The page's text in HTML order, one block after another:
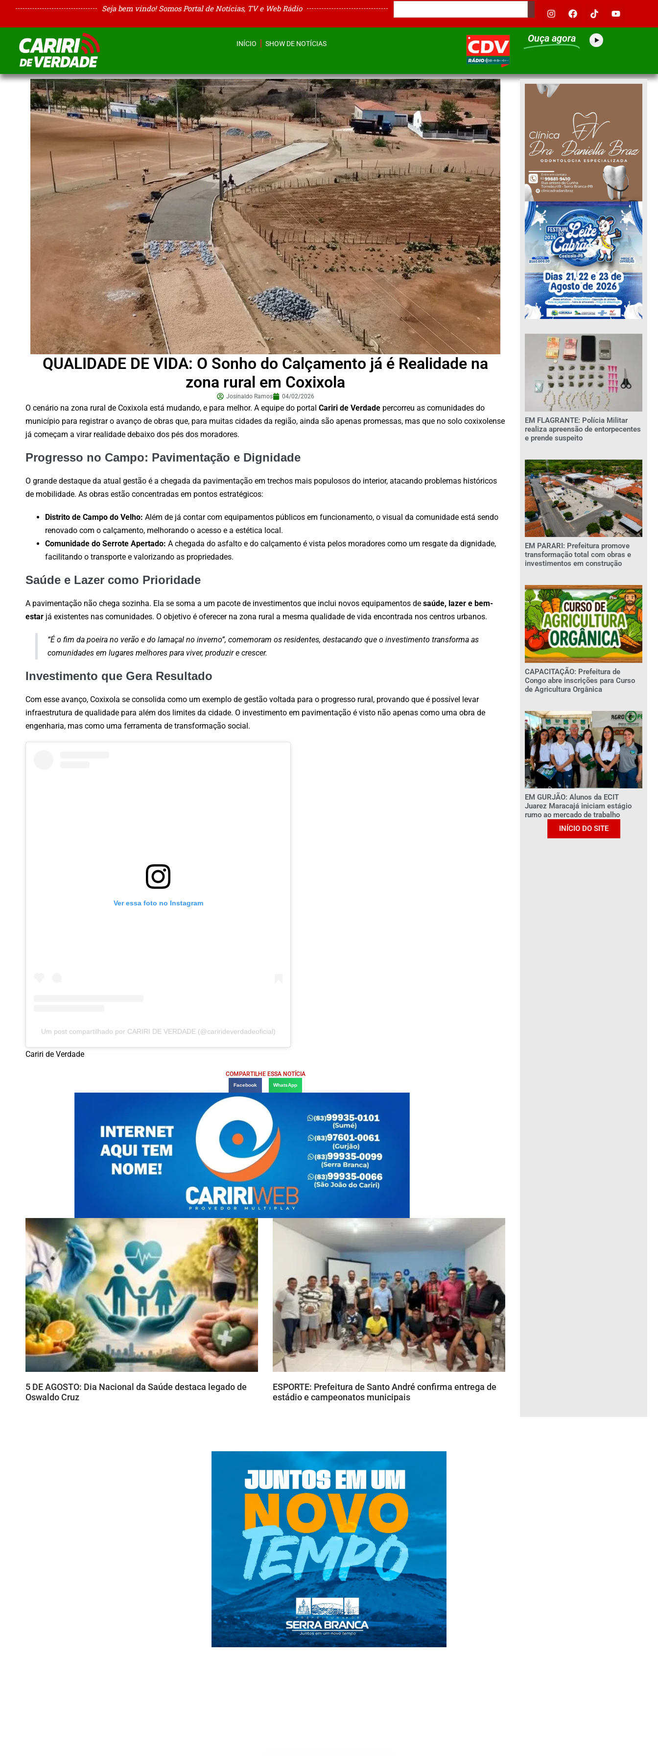
Seja bem vindo! Somos Portal de Notícias, TV e Web Rádio
INÍCIO SHOW DE NOTÍCIAS Ouça agora
QUALIDADE DE VIDA: O Sonho do Calçamento já é Realidade na
zona rural em Coxixola
Josinaldo Ramos 04/02/2026
O cenário na zona rural de Coxixola está mudando, e para melhor. A equipe do portal Cariri de Verdade percorreu as comunidades do
município para registrar o avanço de obras que, para muitas cidades da região, ainda são apenas promessas, mas que no solo coxixolense
já começam a virar realidade debaixo dos pés dos moradores.
Progresso no Campo: Pavimentação e Dignidade
O grande destaque da atual gestão é a chegada da pavimentação em trechos mais populosos do interior, atacando problemas históricos
de mobilidade. As obras estão concentradas em pontos estratégicos:
Distrito de Campo do Velho: Além de já contar com equipamentos públicos em funcionamento, o visual da comunidade está sendo
renovado com o calçamento, melhorando o acesso e a estética local.
Comunidade do Serrote Apertado: A chegada do asfalto e do calçamento é vista pelos moradores como um resgate da dignidade,
facilitando o transporte e valorizando as propriedades.
Saúde e Lazer como Prioridade
A pavimentação não chega sozinha. Ela se soma a um pacote de investimentos que inclui novos equipamentos de saúde, lazer e bem-
estar já existentes nas comunidades. O objetivo é oferecer na zona rural a mesma qualidade de vida encontrada nos centros urbanos.
“É o fim da poeira no verão e do lamaçal no inverno”, comemoram os residentes, destacando que o investimento transforma as
comunidades em lugares melhores para viver, produzir e crescer.
Investimento que Gera Resultado
Com esse avanço, Coxixola se consolida como um exemplo de gestão voltada para o progresso rural, provando que é possível levar
infraestrutura de qualidade para além dos limites da cidade. O investimento em pavimentação é visto não apenas como uma obra de
engenharia, mas como uma ferramenta de transformação social.
Ver essa foto no Instagram
Um post compartilhado por CARIRI DE VERDADE (@carirideverdadeoficial)
Cariri de Verdade
COMPARTILHE ESSA NOTÍCIA
Facebook WhatsApp
5 DE AGOSTO: Dia Nacional da Saúde destaca legado de
Oswaldo Cruz
ESPORTE: Prefeitura de Santo André confirma entrega de
estádio e campeonatos municipais
EM FLAGRANTE: Polícia Militar
realiza apreensão de entorpecentes
e prende suspeito
EM PARARI: Prefeitura promove
transformação total com obras e
investimentos em construção
CAPACITAÇÃO: Prefeitura de
Congo abre inscrições para Curso
de Agricultura Orgânica
EM GURJÃO: Alunos da ECIT
Juarez Maracajá iniciam estágio
rumo ao mercado de trabalho
INÍCIO DO SITE